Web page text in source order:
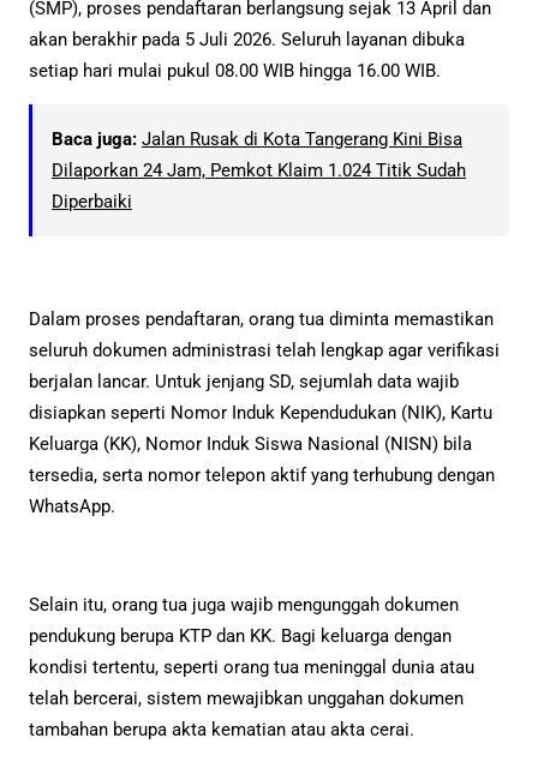
(SMP), proses pendaftaran berlangsung sejak 13 April dan
akan berakhir pada 5 Juli 2026. Seluruh layanan dibuka
setiap hari mulai pukul 08.00 WIB hingga 16.00 WIB.
Baca juga: Jalan Rusak di Kota Tangerang Kini Bisa
Dilaporkan 24 Jam, Pemkot Klaim 1.024 Titik Sudah
Diperbaiki
Dalam proses pendaftaran, orang tua diminta memastikan
seluruh dokumen administrasi telah lengkap agar verifikasi
berjalan lancar. Untuk jenjang SD, sejumlah data wajib
disiapkan seperti Nomor Induk Kependudukan (NIK), Kartu
Keluarga (KK), Nomor Induk Siswa Nasional (NISN) bila
tersedia, serta nomor telepon aktif yang terhubung dengan
WhatsApp.
Selain itu, orang tua juga wajib mengunggah dokumen
pendukung berupa KTP dan KK. Bagi keluarga dengan
kondisi tertentu, seperti orang tua meninggal dunia atau
telah bercerai, sistem mewajibkan unggahan dokumen
tambahan berupa akta kematian atau akta cerai.